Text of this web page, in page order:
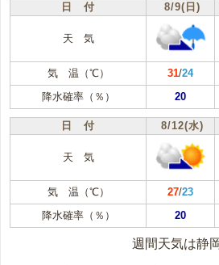
日 付 8/9(日)
天 気
気 温（℃） 31/24
降水確率（％）
20
日 付 8/12(水)
天 気
気 温（℃） 27/23
降水確率（％）
20
週間天気は静